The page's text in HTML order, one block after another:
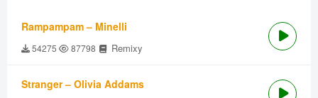
Rampampam – Minelli
54275 87798 Remixy
Stranger – Olivia Addams